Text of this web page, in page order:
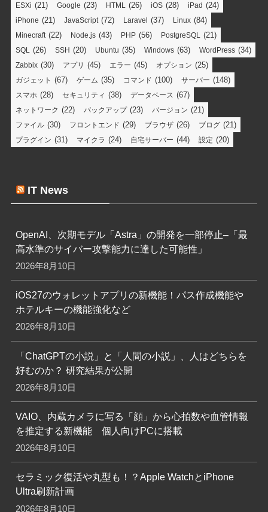
ESXi (21) Google (23) HTML (26) iOS (28) iPad (24)
iPhone (21) JavaScript(72) Laravel (37) Linux (84)
Minecraft(22) Node.js (43) PHP (56) PostgreSQL (21)
SQL (26) SSH (20) Ubuntu (35) Windows (63) WordPress (34)
Zabbix (30) アプリ (45) エラー (45) オプション (25)
ガジェット (67) ゲーム (35) コマンド (100) サーバー (148)
スマホ (28) セキュリティ (38) データベース (67)
ネットワーク (22) バックアップ(23) バージョン (21)
ファイル (30) フロントエンド (29) ブラウザ (26) ブログ (21)
プラグイン (31) マイクラ (24) 自宅サーバー (44) 設定 (20)
IT News
OpenAI、次期モデル「Astra」の開発を一部停止–「最
高水準のサイバー攻撃能力に達した可能性」
2026年8月10日
iOS27のウォレットアプリの新機能！パス作成機能や
ホテルキーの機能強化など
2026年8月10日
「ChatGPTの小説」と「人間の小説」、人はどちらを
好むのか？ 研究結果が公開
2026年8月10日
VAIO、内蔵カメラに写る「顔」から心拍数や血管情報
を推定する新機能 個人向けPCに搭載
2026年8月10日
セラミック復活や丸型も！？Apple WatchとiPhone
Ultra刷新計画
2026年8月10日